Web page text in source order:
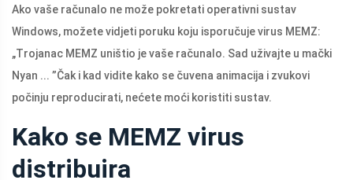
Ako vaše računalo ne može pokretati operativni sustav
Windows, možete vidjeti poruku koju isporučuje virus MEMZ:
„Trojanac MEMZ uništio je vaše računalo. Sad uživajte u mački
Nyan ... ”Čak i kad vidite kako se čuvena animacija i zvukovi
počinju reproducirati, nećete moći koristiti sustav.
Kako se MEMZ virus
distribuira